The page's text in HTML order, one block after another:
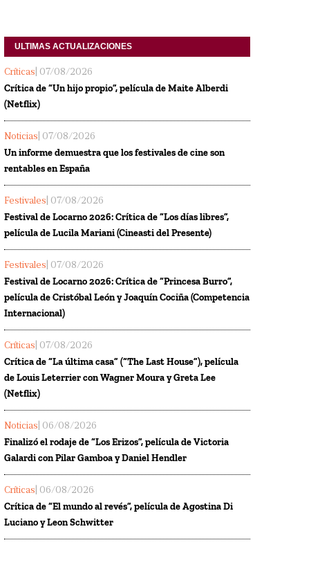
ULTIMAS ACTUALIZACIONES
Críticas | 07/08/2026
Crítica de “Un hijo propio”, película de Maite Alberdi
(Netflix)
Noticias | 07/08/2026
Un informe demuestra que los festivales de cine son
rentables en España
Festivales | 07/08/2026
Festival de Locarno 2026: Crítica de “Los días libres”,
película de Lucila Mariani (Cineasti del Presente)
Festivales | 07/08/2026
Festival de Locarno 2026: Crítica de “Princesa Burro”,
película de Cristóbal León y Joaquín Cociña (Competencia
Internacional)
Críticas | 07/08/2026
Crítica de “La última casa” (“The Last House”), película
de Louis Leterrier con Wagner Moura y Greta Lee
(Netflix)
Noticias | 06/08/2026
Finalizó el rodaje de “Los Erizos”, película de Victoria
Galardi con Pilar Gamboa y Daniel Hendler
Críticas | 06/08/2026
Crítica de “El mundo al revés”, película de Agostina Di
Luciano y Leon Schwitter